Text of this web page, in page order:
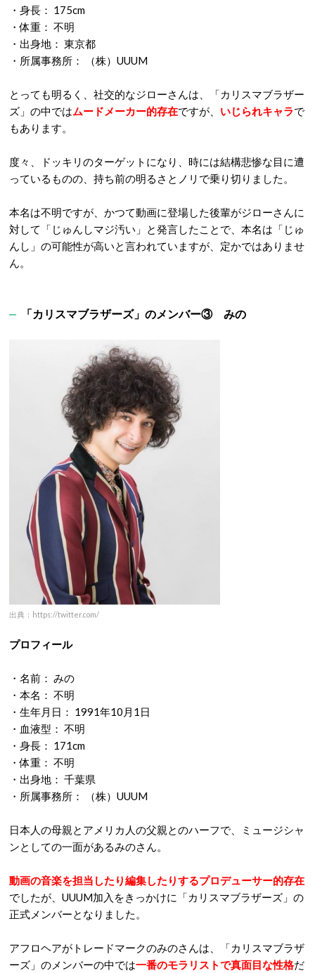
・身長： 175cm
・体重： 不明
・出身地： 東京都
・所属事務所： （株）UUUM
とっても明るく、社交的なジローさんは、「カリスマブラザー
ズ」の中では ムードメーカー的存在ですが、 いじられキャラで
もあります。
度々、ドッキリのターゲットになり、時には結構悲惨な目に遭
っているものの、持ち前の明るさとノリで乗り切りました。
本名は不明ですが、かつて動画に登場した後輩がジローさんに
対して「じゅんしマジ汚い」と発言したことで、本名は「じゅ
んし」の可能性が高いと言われていますが、定かではありませ
ん。
「カリスマブラザーズ」のメンバー③ みの
出典：https://twitter.com/
プロフィール
・名前： みの
・本名： 不明
・生年月日： 1991年10月1日
・血液型： 不明
・身長： 171cm
・体重： 不明
・出身地： 千葉県
・所属事務所： （株）UUUM
日本人の母親とアメリカ人の父親とのハーフで、ミュージシャ
ンとしての一面があるみのさん。
動画の音楽を担当したり編集したりするプロデューサー的存在
でしたが、UUUM加入をきっかけに「カリスマブラザーズ」の
正式メンバーとなりました。
アフロヘアがトレードマークのみのさんは、「カリスマブラザ
ーズ」のメンバーの中では一番のモラリストで真面目な性格だ